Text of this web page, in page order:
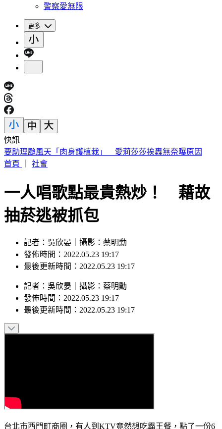
警察愛無限
更多
快訊
桃園明天5區近10萬戶斷水11小時 影響範圍一次看
首頁
社會
一人唱歌點最貴熱炒！ 藉故
抽菸逃被抓包
記者：吳欣晏｜攝影：蔡明勳
發佈時間：2022.05.23 19:17
最後更新時間：2022.05.23 19:17
記者 ： 吳欣晏 攝影 ： 蔡明勳
發佈時間： 2022.05.23 19:17
最後更新時間： 2022.05.23 19:17
台北市西門町商圈，有人到KTV竟然想吃霸王餐，點了一份6